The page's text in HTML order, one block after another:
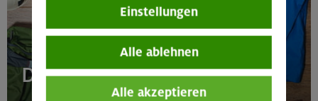
Die Ausrüstung fehlt?
Einstellungen
Alle ablehnen
Alle akzeptieren